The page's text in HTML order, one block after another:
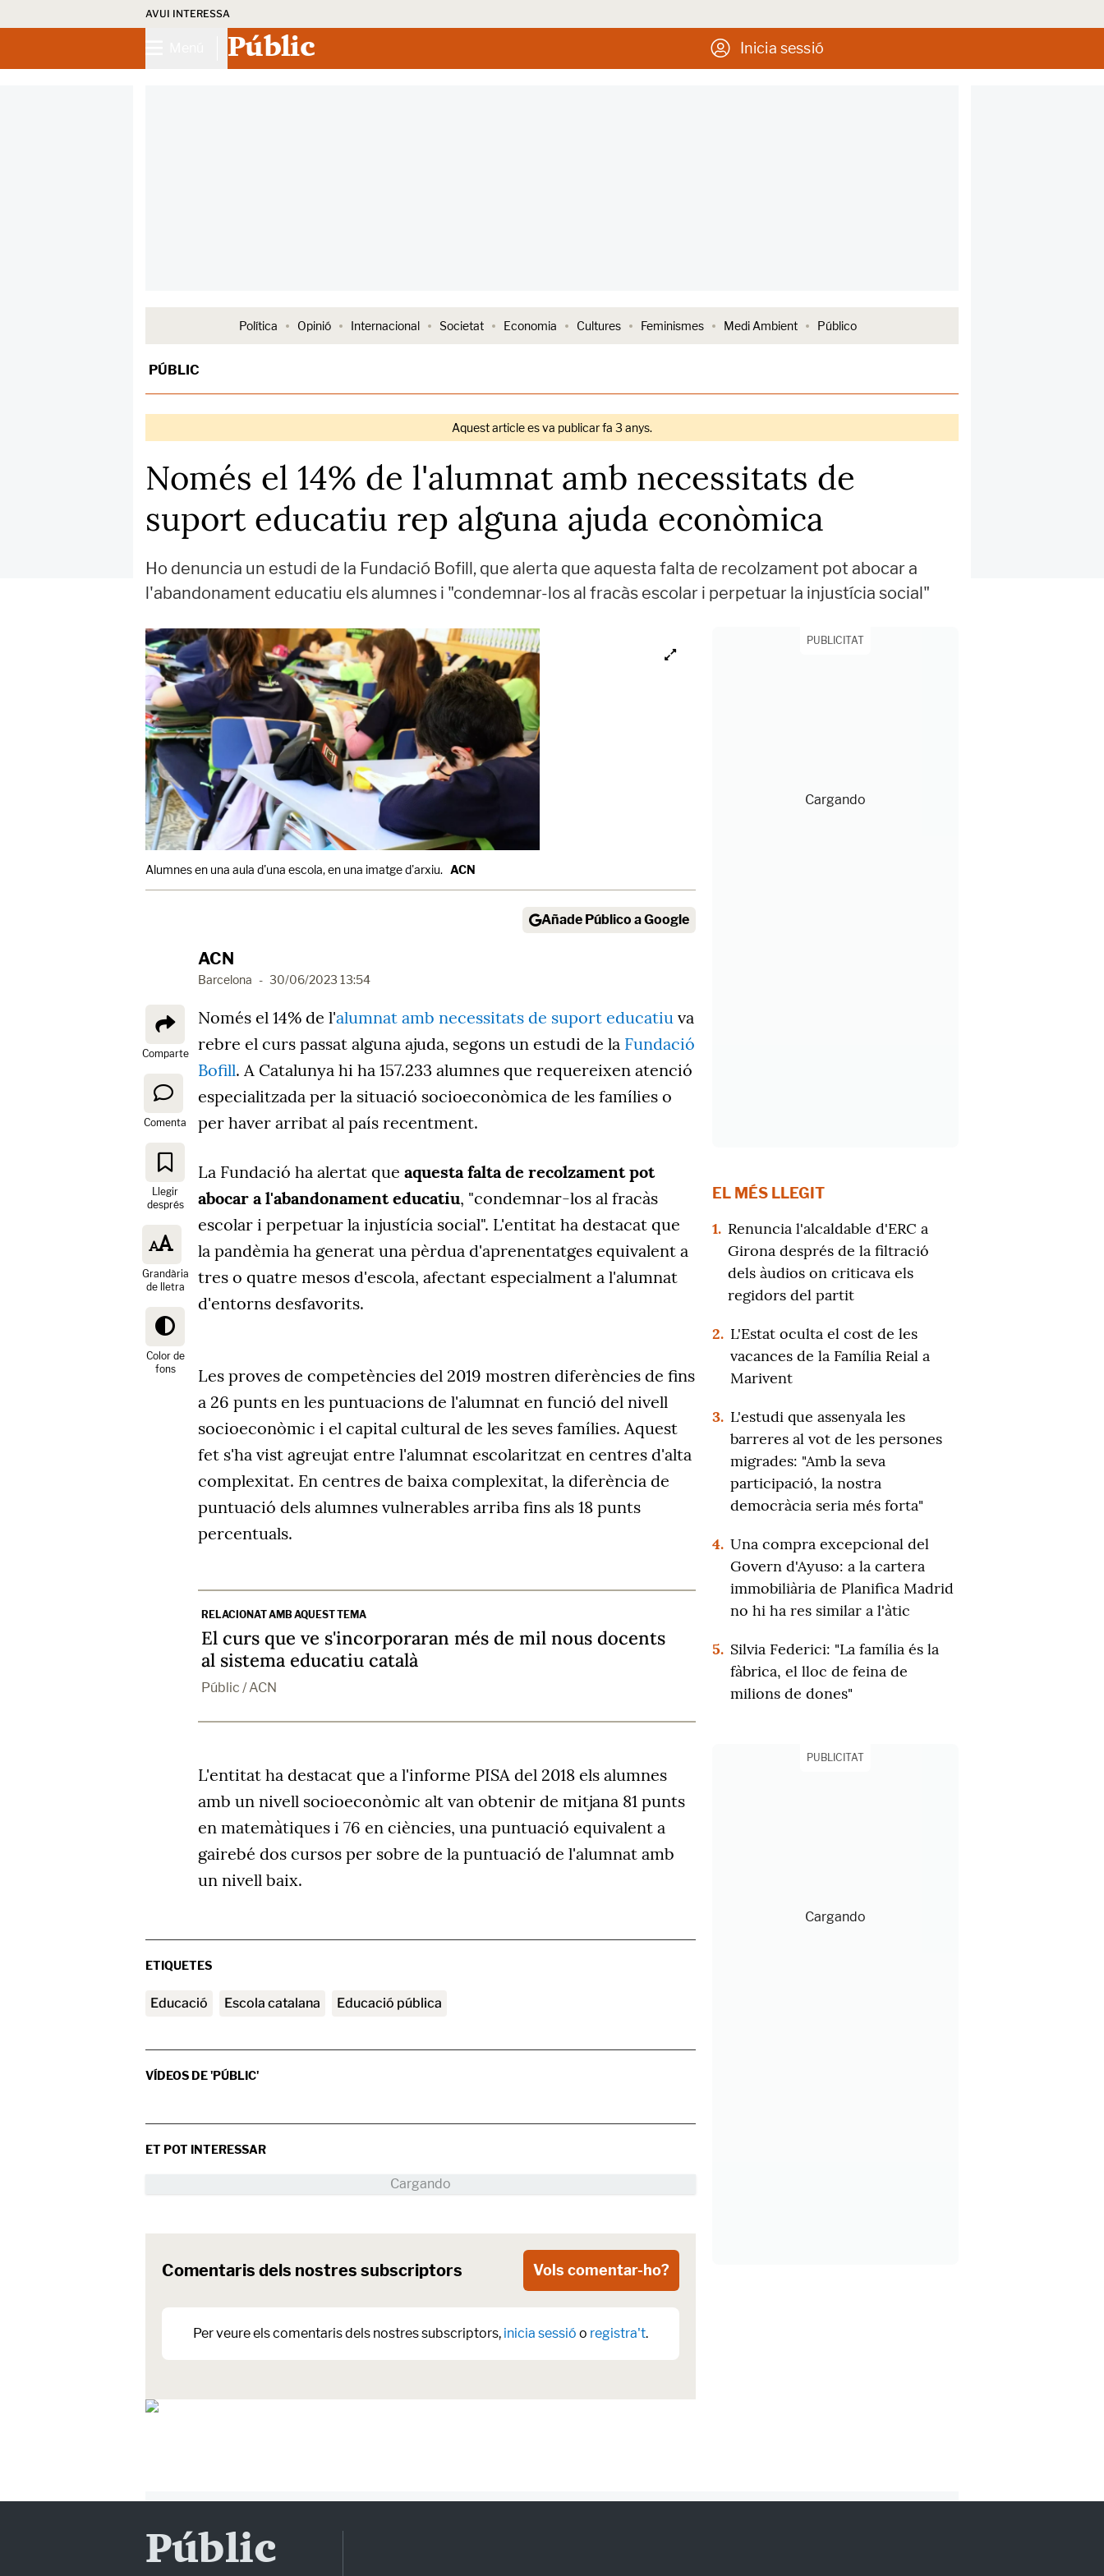
AVUI INTERESSA
Públic Inicia sessió
Política Opinió Internacional Societat Economia Cultures Feminismes Medi Ambient Público
PÚBLIC
Aquest article es va publicar fa 3 anys.
Només el 14% de l'alumnat amb necessitats de
suport educatiu rep alguna ajuda econòmica
Ho denuncia un estudi de la Fundació Bofill, que alerta que aquesta falta de recolzament pot abocar a
l'abandonament educatiu els alumnes i "condemnar-los al fracàs escolar i perpetuar la injustícia social"
Alumnes en una aula d'una escola, en una imatge d'arxiu. ACN
Añade Público a Google
ACN
Barcelona - 30/06/2023 13:54
Comparte
Comenta
Llegir
després
Grandària
de lletra
Color de
fons
Només el 14% de l'alumnat amb necessitats de suport educatiu va
rebre el curs passat alguna ajuda, segons un estudi de la Fundació
Bofill. A Catalunya hi ha 157.233 alumnes que requereixen atenció
especialitzada per la situació socioeconòmica de les famílies o
per haver arribat al país recentment.
La Fundació ha alertat que aquesta falta de recolzament pot
abocar a l'abandonament educatiu, "condemnar-los al fracàs
escolar i perpetuar la injustícia social". L'entitat ha destacat que
la pandèmia ha generat una pèrdua d'aprenentatges equivalent a
tres o quatre mesos d'escola, afectant especialment a l'alumnat
d'entorns desfavorits.
Les proves de competències del 2019 mostren diferències de fins
a 26 punts en les puntuacions de l'alumnat en funció del nivell
socioeconòmic i el capital cultural de les seves famílies. Aquest
fet s'ha vist agreujat entre l'alumnat escolaritzat en centres d'alta
complexitat. En centres de baixa complexitat, la diferència de
puntuació dels alumnes vulnerables arriba fins als 18 punts
percentuals.
RELACIONAT AMB AQUEST TEMA
El curs que ve s'incorporaran més de mil nous docents
al sistema educatiu català
Públic / ACN
L'entitat ha destacat que a l'informe PISA del 2018 els alumnes
amb un nivell socioeconòmic alt van obtenir de mitjana 81 punts
en matemàtiques i 76 en ciències, una puntuació equivalent a
gairebé dos cursos per sobre de la puntuació de l'alumnat amb
un nivell baix.
ETIQUETES
educació Escola catalana Educació pública
VÍDEOS DE 'PÚBLIC'
ET POT INTERESSAR
Comentaris dels nostres subscriptors Vols comentar-ho?
Per veure els comentaris dels nostres subscriptors, inicia sessió o registra't.
PUBLICITAT
EL MÉS LLEGIT
1. Renuncia l'alcaldable d'ERC a
Girona després de la filtració
dels àudios on criticava els
regidors del partit
2. L'Estat oculta el cost de les
vacances de la Família Reial a
Marivent
3. L'estudi que assenyala les
barreres al vot de les persones
migrades: "Amb la seva
participació, la nostra
democràcia seria més forta"
4. Una compra excepcional del
Govern d'Ayuso: a la cartera
immobiliària de Planifica Madrid
no hi ha res similar a l'àtic
5. Silvia Federici: "La família és la
fàbrica, el lloc de feina de
milions de dones"
PUBLICITAT
Públic